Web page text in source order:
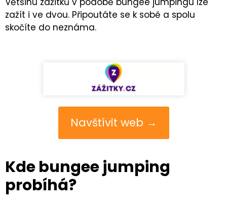
zažít i ve dvou. Připoutáte se k sobě a spolu
skočíte do neznáma.
Navštívit web →
Kde bungee jumping
probíhá?